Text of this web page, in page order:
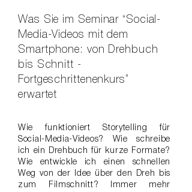
Was Sie im Seminar “Social-
Media-Videos mit dem
Smartphone: von Drehbuch
bis Schnitt -
Fortgeschrittenen­kurs”
erwartet
Wie funktioniert Storytelling für
Social-Media-Videos? Wie schreibe
ich ein Drehbuch für kurze Formate?
Wie entwickle ich einen schnellen
Weg von der Idee über den Dreh bis
zum Filmschnitt? Immer mehr